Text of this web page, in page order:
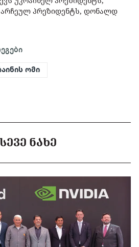
პრეზიდენტს, დონალდ
ომი
ᲜᲐᲮᲔ